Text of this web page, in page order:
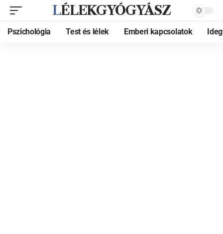
LÉLEKGYÓGYÁSZ
Pszichológia Test és lélek Emberi kapcsolatok